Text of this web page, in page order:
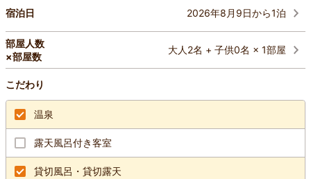
宿泊日 2026年8月9日から1泊
部屋人数
×部屋数
大人2名 + 子供0名 × 1部屋
こだわり
温泉
露天風呂付き客室
貸切風呂・貸切露天